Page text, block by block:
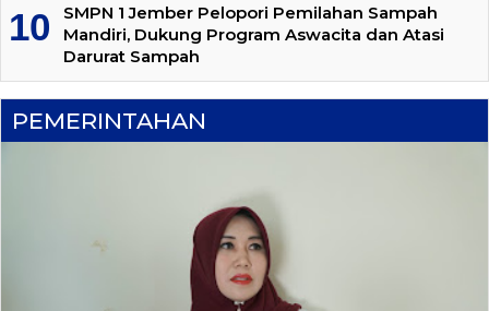
SMPN 1 Jember Pelopori Pemilahan Sampah
Mandiri, Dukung Program Aswacita dan Atasi
Darurat Sampah
PEMERINTAHAN